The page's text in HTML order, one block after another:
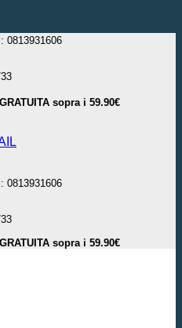
: 0813931606
sopra i 59.90€
: 0813931606
sopra i 59.90€